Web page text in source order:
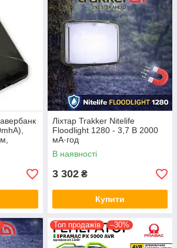
Ліхтар Trakker Nitelife
Floodlight 1280 - 3,7 В 2000
мА·год
В наявності
3 302 ₴
Купити
Топ продажів –30%